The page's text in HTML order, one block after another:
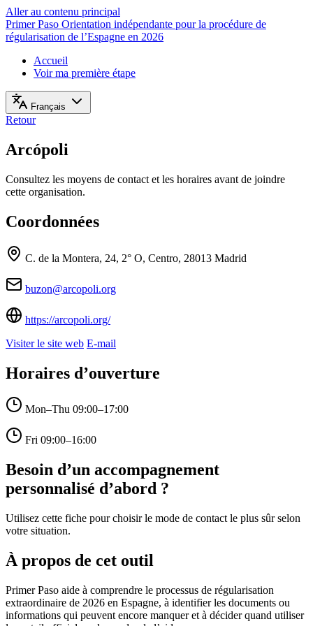
Aller au contenu principal
Primer Paso Orientation indépendante pour la procédure de
régularisation de l’Espagne en 2026
Accueil
Voir ma première étape
Français
Retour
Arcópoli
Consultez les moyens de contact et les horaires avant de joindre
cette organisation.
Coordonnées
C. de la Montera, 24, 2° O, Centro, 28013 Madrid
buzon@arcopoli.org
https://arcopoli.org/
Visiter le site web E-mail
Horaires d’ouverture
Mon–Thu 09:00–17:00
Fri 09:00–16:00
Besoin d’un accompagnement
personnalisé d’abord ?
Utilisez cette fiche pour choisir le mode de contact le plus sûr selon
votre situation.
À propos de cet outil
Primer Paso aide à comprendre le processus de régularisation
extraordinaire de 2026 en Espagne, à identifier les documents ou
informations qui peuvent encore manquer et à décider quand utiliser